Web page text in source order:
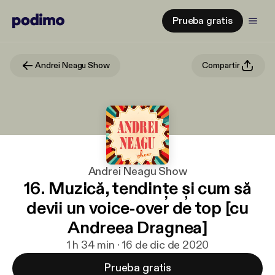
Prueba gratis
Andrei Neagu Show Compartir
Andrei Neagu Show
16. Muzică, tendințe și cum să
devii un voice-over de top [cu
Andreea Dragnea]
1 h 34 min · 16 de dic de 2020
Prueba gratis